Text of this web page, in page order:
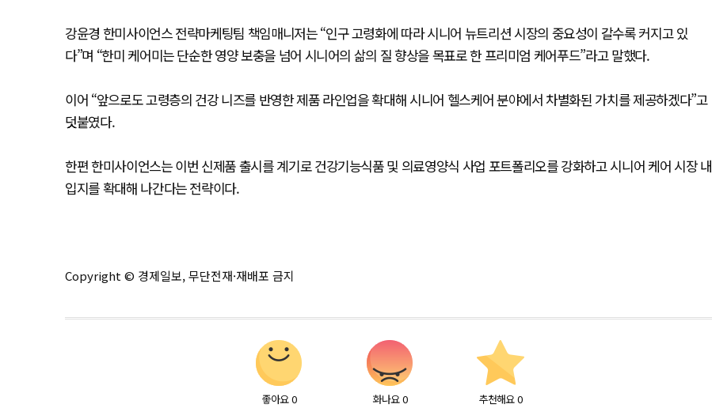
강윤경 한미사이언스 전략마케팅팀 책임매니저는 “인구 고령화에 따라 시니어 뉴트리션 시장의 중요성이 갈수록 커지고 있
다”며 “한미 케어미는 단순한 영양 보충을 넘어 시니어의 삶의 질 향상을 목표로 한 프리미엄 케어푸드”라고 말했다.
이어 “앞으로도 고령층의 건강 니즈를 반영한 제품 라인업을 확대해 시니어 헬스케어 분야에서 차별화된 가치를 제공하겠다”고
덧붙였다.
한편 한미사이언스는 이번 신제품 출시를 계기로 건강기능식품 및 의료영양식 사업 포트폴리오를 강화하고 시니어 케어 시장 내
입지를 확대해 나간다는 전략이다.
Copyright © 경제일보, 무단전재·재배포 금지
좋아요 0 화나요 0 추천해요 0